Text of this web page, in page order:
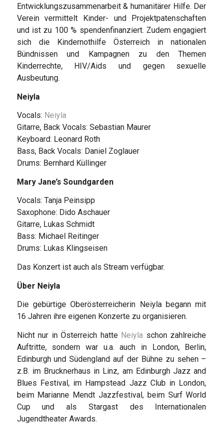
Entwicklungszusammenarbeit & humanitärer Hilfe. Der
Verein vermittelt Kinder- und Projektpatenschaften
und ist zu 100 % spendenfinanziert. Zudem engagiert
sich die Kindernothilfe Österreich in nationalen
Bündnissen und Kampagnen zu den Themen
Kinderrechte, HIV/Aids und gegen sexuelle
Ausbeutung.
Neiyla
Vocals: Neiyla
Gitarre, Back Vocals: Sebastian Maurer
Keyboard: Leonard Roth
Bass, Back Vocals: Daniel Zoglauer
Drums: Bernhard Küllinger
Mary Jane’s Soundgarden
Vocals: Tanja Peinsipp
Saxophone: Dido Aschauer
Gitarre, Lukas Schmidt
Bass: Michael Reitinger
Drums: Lukas Klingseisen
Das Konzert ist auch als Stream verfügbar.
Über Neiyla
Die gebürtige Oberösterreicherin Neiyla begann mit
16 Jahren ihre eigenen Konzerte zu organisieren.
Nicht nur in Österreich hatte Neiyla schon zahlreiche
Auftritte, sondern war u.a. auch in London, Berlin,
Edinburgh und Südengland auf der Bühne zu sehen –
z.B. im Brucknerhaus in Linz, am Edinburgh Jazz and
Blues Festival, im Hampstead Jazz Club in London,
beim Marianne Mendt Jazzfestival, beim Surf World
Cup und als Stargast des Internationalen
Jugendtheater Awards.